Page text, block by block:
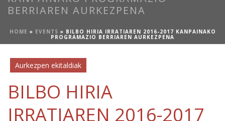
BERRIAREN AURKEZPENA
HOME » EVENTS » BILBO HIRIA IRRATIAREN 2016-2017 KANPAINAKO
PROGRAMAZIO BERRIAREN AURKEZPENA
Aurkezpen ekitaldiak
BILBO HIRIA
IRRATIAREN 2016-2017